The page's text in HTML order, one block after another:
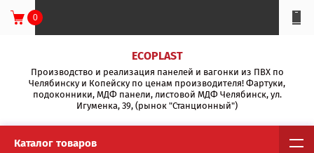
0
ECOPLAST
Производство и реализация панелей и вагонки из ПВХ по
Челябинску и Копейску по ценам производителя! Фартуки,
подоконники, МДФ панели, листовой МДФ Челябинск, ул.
Игуменка, 39, (рынок "Станционный")
Каталог товаров